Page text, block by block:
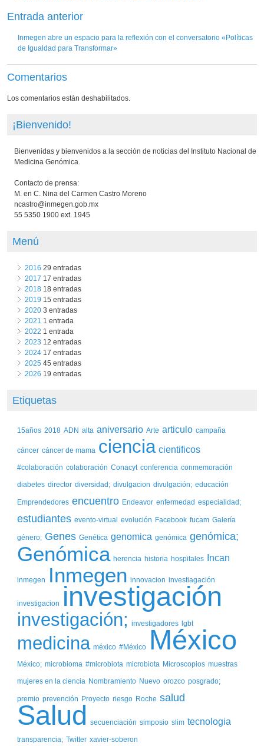
Entrada anterior
Inmegen abre un espacio para la reflexión con el conversatorio «Políticas
de Igualdad para Transformar»
Comentarios
Los comentarios están deshabilitados.
¡Bienvenido!
Bienvenidas y bienvenidos a la sección de noticias del Instituto Nacional de
Medicina Genómica.
Contacto de prensa:
M. en C. Nina del Carmen Castro Moreno
ncastro@inmegen.gob.mx
55 5350 1900 ext. 1945
Menú
2016 29 entradas
2017 17 entradas
2018 18 entradas
2019 15 entradas
2020 3 entradas
2021 1 entrada
2022 1 entrada
2023 12 entradas
2024 17 entradas
2025 45 entradas
2026 19 entradas
Etiquetas
15años 2018 ADN alta aniversario Arte articulo campaña
cáncer cáncer de mama ciencia cientificos
#colaboración colaboración Conacyt conferencia conmemoración
diabetes director diversidad; divulgacion divulgación; educación
Emprendedores encuentro Endeavor enfermedad especialidad;
estudiantes evento-virtual evolución Facebook fucam Galería
género; Genes Genética genomica genómica genómica;
Genómica herencia historia hospitales Incan
inmegen Inmegen innovacion investiagación
investigacion investigación
investigación; investigadores lgbt
medicina méxico #México México
México; microbioma #microbiota microbiota Microscopios muestras
mujeres en la ciencia Nombramiento Nuevo orozco posgrado;
premio prevención Proyecto riesgo Roche salud
Salud secuenciación simposio slim tecnologia
transparencia; Twitter xavier-soberon